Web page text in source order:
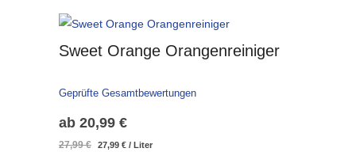
Sweet Orange Orangenreiniger
Geprüfte Gesamtbewertungen
ab 20,99 €
27,99€
Ursprünglicher
27,99 €Aktueller
/ Liter